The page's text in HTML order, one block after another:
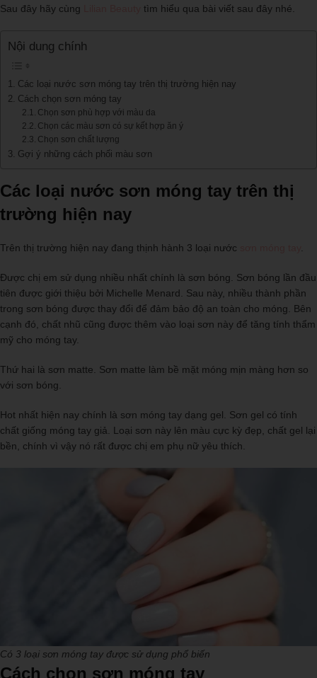
Sau đây hãy cùng
tìm hiểu qua bài viết sau đây nhé.
Nội dung chính
Các loại nước sơn móng tay trên thị trường hiện nay
Cách chọn sơn móng tay
Chọn sơn phù hợp với màu da
Chọn các màu sơn có sự kết hợp ăn ý
Chọn sơn chất lượng
Gợi ý những cách phối màu sơn
Các loại nước sơn móng tay trên thị
trường hiện nay
Trên thị trường hiện nay đang thịnh hành 3 loại nước
Được chị em sử dụng nhiều nhất chính là sơn bóng. Sơn bóng lần đầu
tiên được giới thiệu bởi Michelle Menard. Sau này, nhiều thành phần
trong sơn bóng được thay đổi để đảm bảo độ an toàn cho móng. Bên
cạnh đó, chất nhũ cũng được thêm vào loại sơn này để tăng tính thẩm
mỹ cho móng tay.
Thứ hai là sơn matte. Sơn matte làm bề mặt móng mịn màng hơn so
với sơn bóng.
Hot nhất hiện nay chính là sơn móng tay dạng gel. Sơn gel có tính
chất giống móng tay giả. Loại sơn này lên màu cực kỳ đẹp, chất gel lại
bền, chính vì vậy nó rất được chị em phụ nữ yêu thích.
Có 3 loại sơn móng tay được sử dụng phổ biến
Cách chọn sơn móng tay